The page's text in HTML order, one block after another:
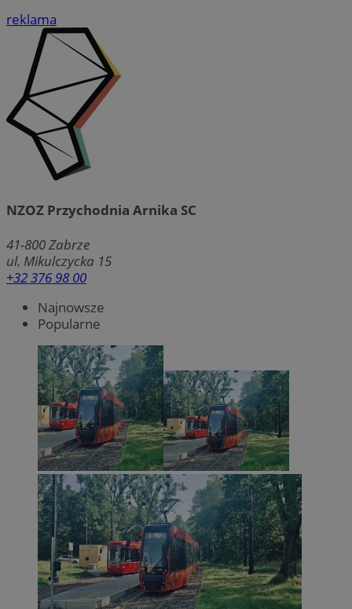
reklama
NZOZ Przychodnia Arnika SC
41-800Zabrze
ul. Mikulczycka 15
+32 376 98 00
Najnowsze
Popularne